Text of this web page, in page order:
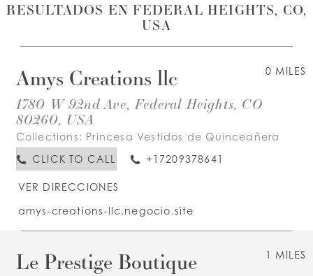
RESULTADOS EN FEDERAL HEIGHTS, CO,
USA
0 MILES
Amys Creations llc
1780 W 92nd Ave, Federal Heights, CO
80260, USA
Collections: Princesa Vestidos de Quinceañera
CLICK TO CALL
+17209378641
VER DIRECCIONES
amys-creations-llc.negocio.site
1 MILES
Le Prestige Boutique